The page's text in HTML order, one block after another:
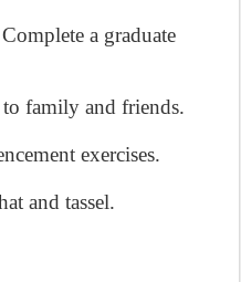
Complete a graduate
family and friends.
exercises.
and tassel.